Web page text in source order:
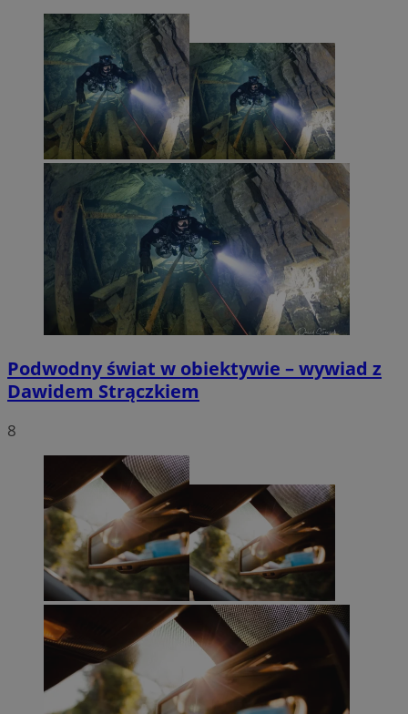
Podwodny świat w obiektywie – wywiad z
Dawidem Strączkiem
8